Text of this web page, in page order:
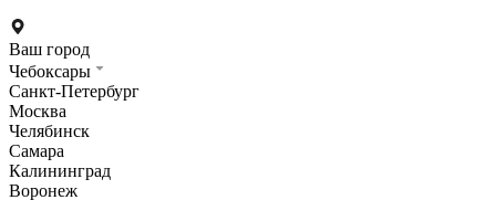
Ваш город
Чебоксары
Санкт-Петербург
Москва
Челябинск
Самара
Калининград
Воронеж